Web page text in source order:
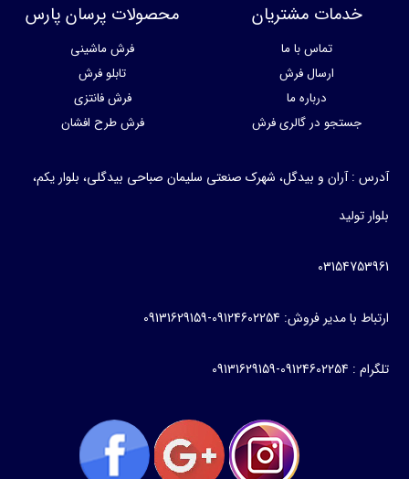
خدمات مشتریان
تماس با ما
ارسال فرش
درباره ما
جستجو در گالری فرش
محصولات پرسان پارس
فرش ماشینی
تابلو فرش
فرش فانتزی
فرش طرح افشان
آدرس : آران و بیدگل، شهرک صنعتی سلیمان صباحی بیدگلی، بلوار یکم،
بلوار تولید
03154753961
ارتباط با مدیر فروش: 09124602254-09131629159
تلگرام : 09124602254-09131629159